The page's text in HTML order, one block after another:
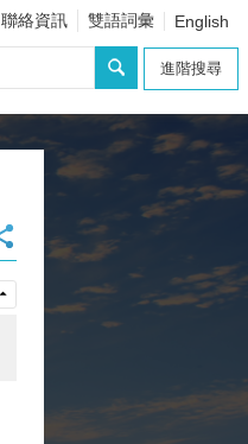
聯絡資訊 雙語詞彙 English
進階搜尋